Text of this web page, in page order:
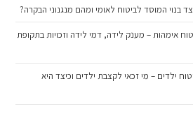
בנוי המוסד לביטוח לאומי ומהם מנגנוני הבקרה?
אימהות – מענק לידה, דמי לידה וזכויות בתקופת
ילדים – מי זכאי לקצבת ילדים וכיצד היא